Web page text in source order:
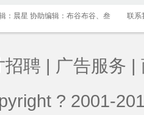
：晨星 协助编辑：布谷布谷、叁 联系我
招聘 | 广告服务 |
? 2001-